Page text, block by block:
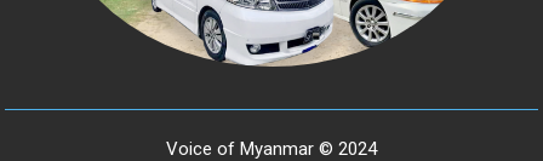
Voice of Myanmar © 2024